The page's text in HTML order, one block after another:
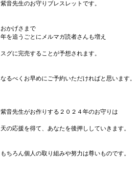
紫音先生のお守りブレスレットです。
おかげさまで
年を追うごとにメルマガ読者さんも増え
スグに完売することが予想されます。
なるべくお早めにご予約いただければと思います。
紫音先生がお作りする２０２４年のお守りは
天の応援を得て、あなたを後押ししていきます。
もちろん個人の取り組みや努力は尊いものです。